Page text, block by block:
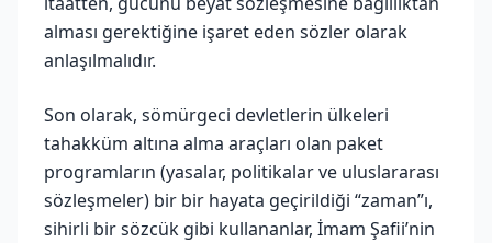
alması gerektiğine işaret eden sözler olarak
anlaşılmalıdır.
Son olarak, sömürgeci devletlerin ülkeleri
tahakküm altına alma araçları olan paket
programların (yasalar, politikalar ve uluslararası
sözleşmeler) bir bir hayata geçirildiği “zaman”ı,
sihirli bir sözcük gibi kullananlar, İmam Şafii’nin